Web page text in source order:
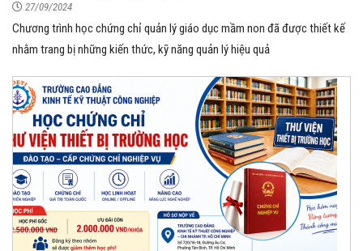
27/09/2024
Chương trình học chứng chỉ quản lý giáo dục mầm non đã được thiết kế
nhằm trang bị những kiến thức, kỹ năng quản lý hiệu quả